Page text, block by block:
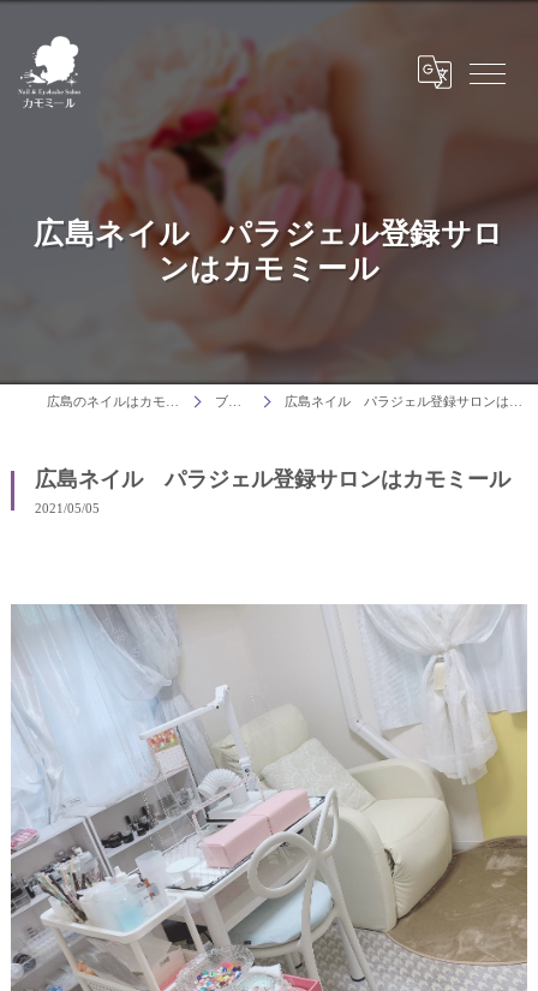
広島ネイル パラジェル登録サロ
ンはカモミール
ブログ 広島ネイル パラジェル登録サロンはカモミール
広島ネイル パラジェル登録サロンはカモミール
2021/05/05